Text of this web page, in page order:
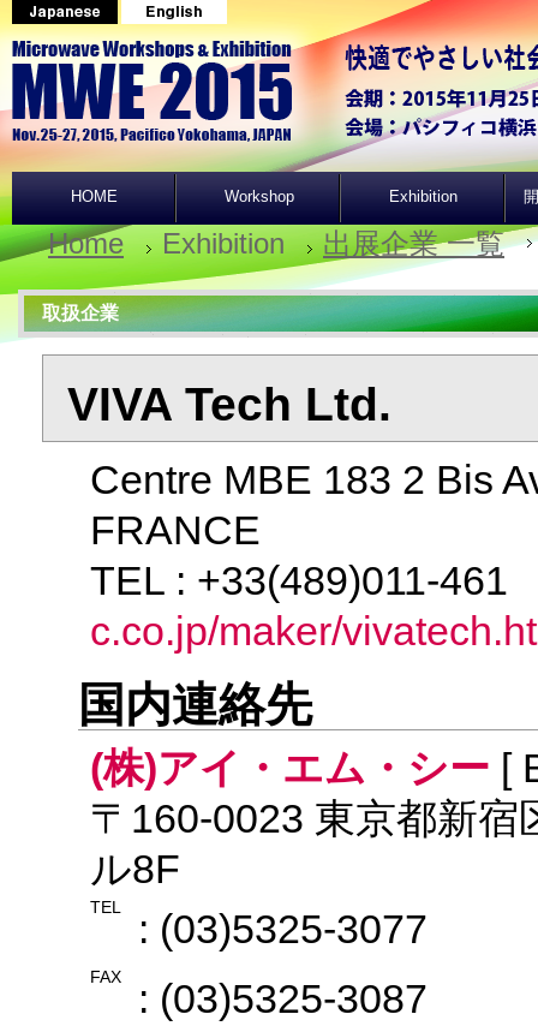
HOME Workshop Exhibition
Home Exhibition 出展企業 一覧
取扱企業
VIVA Tech Ltd.
Centre MBE 183 2 Bis
FRANCE
TEL : +33(489)011-
c.co.jp/maker/
国内連絡先
(株)アイ・エム・シー [
〒160-0023 東京都新
ル8F
TEL : (03)5325-3077
FAX : (03)5325-3087